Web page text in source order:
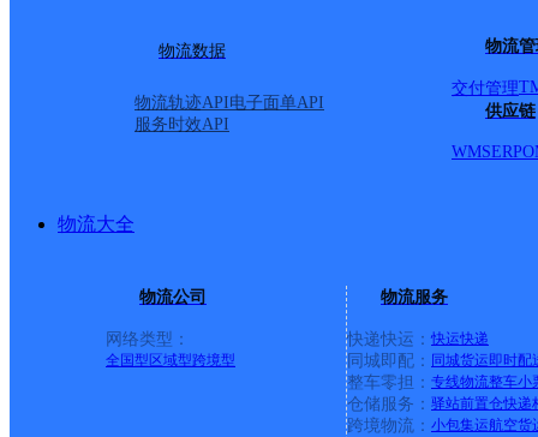
物流数据
物流轨迹API电子面单API
服务时效API
物流
交付管理
供应链
WMSERP
物流大全
物流公司
网络类型：
全国型 区域型跨境型
物流服务
快递快运： 快运快递
同城即配： 同城货运即时配
整车零担： 专线物流整车小
仓储服务： 驿站前置仓快递
跨境物流： 小包集运航空货
中国邮政集团有限公司新疆维吾尔自治区叶城县